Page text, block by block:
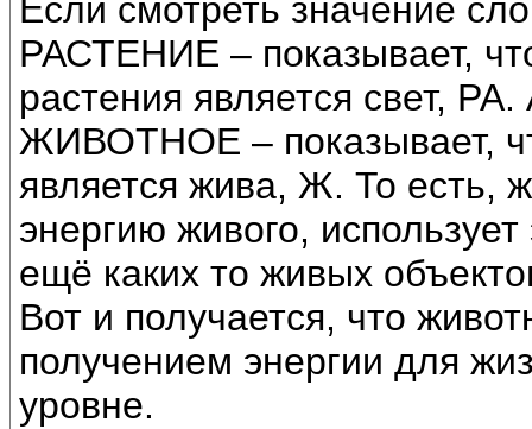
Если смотреть значение
РАСТЕНИЕ – показывает,
растения является свет,
ЖИВОТНОЕ – показывает,
является жива, Ж. То есть,
энергию живого,
ещё каких то живых
Вот и получается, что
получением энергии для
уровне.